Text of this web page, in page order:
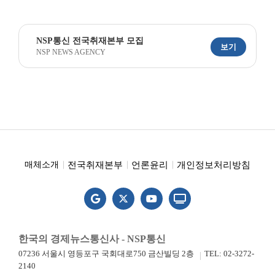
NSP통신 전국취재본부 모집
NSP NEWS AGENCY
보기
매체소개 전국취재본부 언론윤리 개인정보처리방침
한국의 경제뉴스통신사 - NSP통신
07236 서울시 영등포구 국회대로750 금산빌딩 2층
TEL: 02-3272-
2140